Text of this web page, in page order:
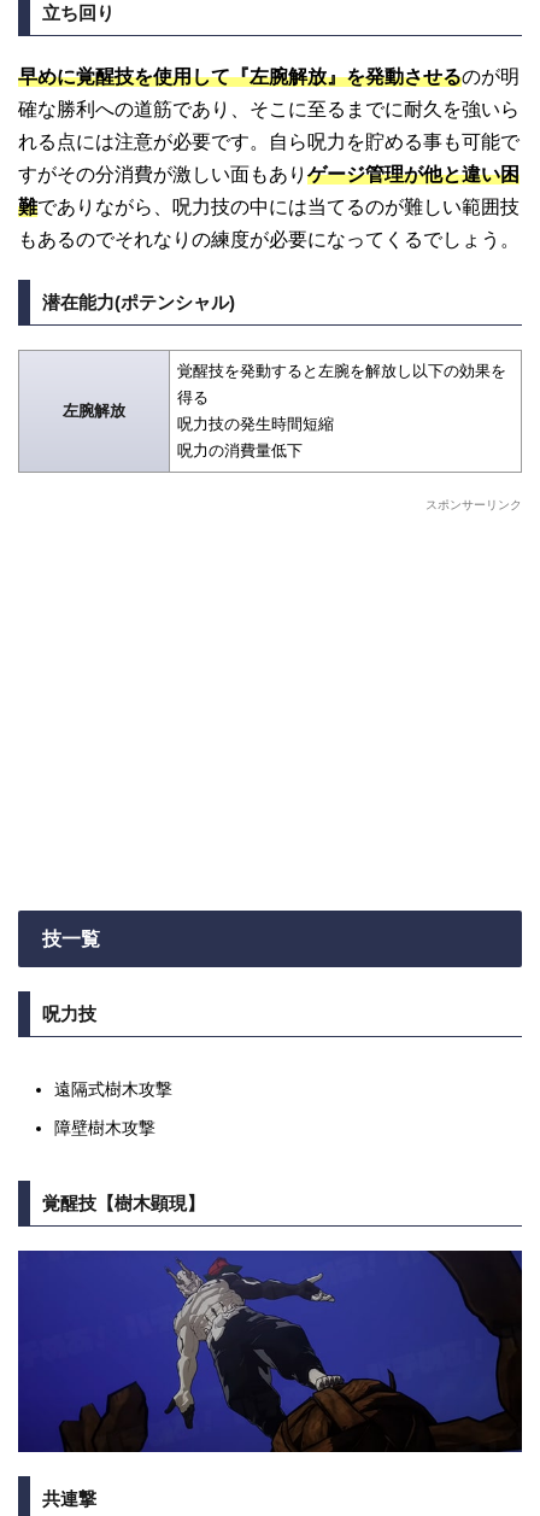
立ち回り
早めに覚醒技を使用して『左腕解放』を発動させるのが明
確な勝利への道筋であり、そこに至るまでに耐久を強いら
れる点には注意が必要です。自ら呪力を貯める事も可能で
すがその分消費が激しい面もあり ゲージ管理が他と違い困
難でありながら、呪力技の中には当てるのが難しい範囲技
もあるのでそれなりの練度が必要になってくるでしょう。
潜在能力(ポテンシャル)
左腕解放
覚醒技を発動すると左腕を解放し以下の効果を
得る
呪力技の発生時間短縮
呪力の消費量低下
スポンサーリンク
技一覧
呪力技
遠隔式樹木攻撃
障壁樹木攻撃
覚醒技【樹木顕現】
共連撃